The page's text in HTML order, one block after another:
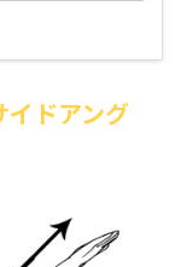
イドアング